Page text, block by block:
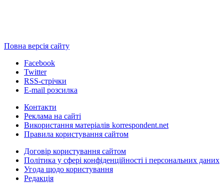
Повна версія сайту
Facebook
Twitter
RSS-стрічки
E-mail розсилка
Контакти
Реклама на сайті
Використання матеріалів korrespondent.net
Правила користування сайтом
Договір користування сайтом
Політика у сфері конфіденційності і персональних даних
Угода щодо користування
Редакція